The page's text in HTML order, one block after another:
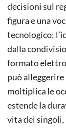
decisioni sul
figura e una
tecnologico;
dalla
formato
può
moltiplica le
estende la
vita dei singoli,